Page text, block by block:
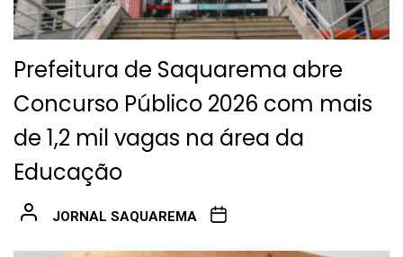
Prefeitura de Saquarema abre
Concurso Público 2026 com mais
de 1,2 mil vagas na área da
Educação
JORNAL SAQUAREMA